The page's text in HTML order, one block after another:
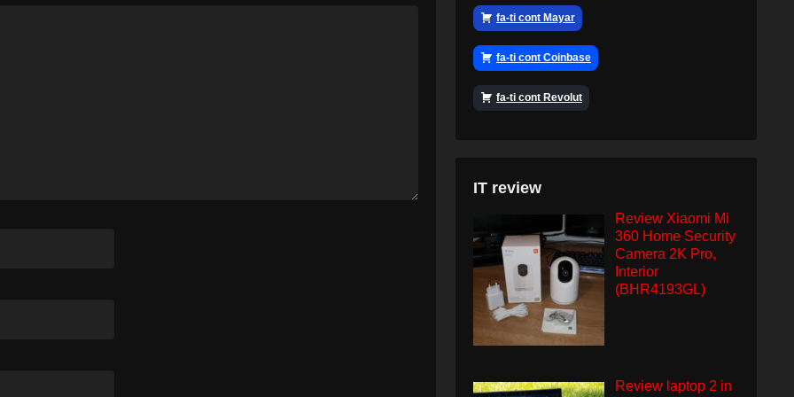
fa-ti cont Mayar
fa-ti cont Coinbase
fa-ti cont Revolut
IT review
Review Xiaomi Mi
360 Home Security
Camera 2K Pro,
Interior
(BHR4193GL)
Review laptop 2 in